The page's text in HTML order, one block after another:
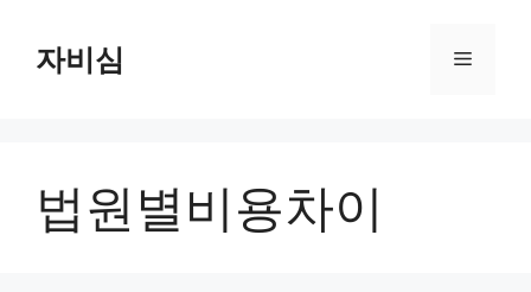
자비심 메
법원별비용차이